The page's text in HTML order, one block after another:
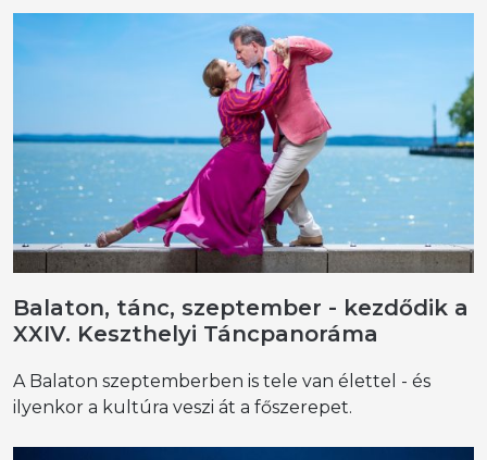
Balaton, tánc, szeptember - kezdődik a
XXIV. Keszthelyi Táncpanoráma
A Balaton szeptemberben is tele van élettel - és
ilyenkor a kultúra veszi át a főszerepet.